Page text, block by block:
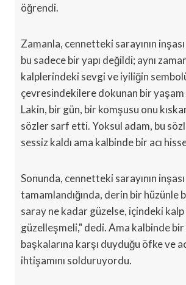
öğrendi.
Zamanla, cennetteki sarayının
bu sadece bir yapı değildi; aynı
kalplerindeki sevgi ve iyiliğin
çevresindekilere dokunan bir
Lakin, bir gün, bir komşusu onu
sözler sarf etti. Yoksul adam, bu
sessiz kaldı ama kalbinde bir acı
Sonunda, cennetteki sarayının inşası
tamamlandığında, derin bir hüzünle
saray ne kadar güzelse, içindeki
güzelleşmeli," dedi. Ama kalbinde bir
başkalarına karşı duyduğu öfke ve
ihtişamını solduruyordu.